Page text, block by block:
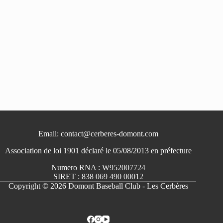
Email: contact@cerberes-domont.com
Association de loi 1901 déclaré le 05/08/2013 en préfecture
Numero RNA : W952007724
SIRET : 838 069 490 00012
Copyright © 2026 Domont Baseball Club - Les Cerbères